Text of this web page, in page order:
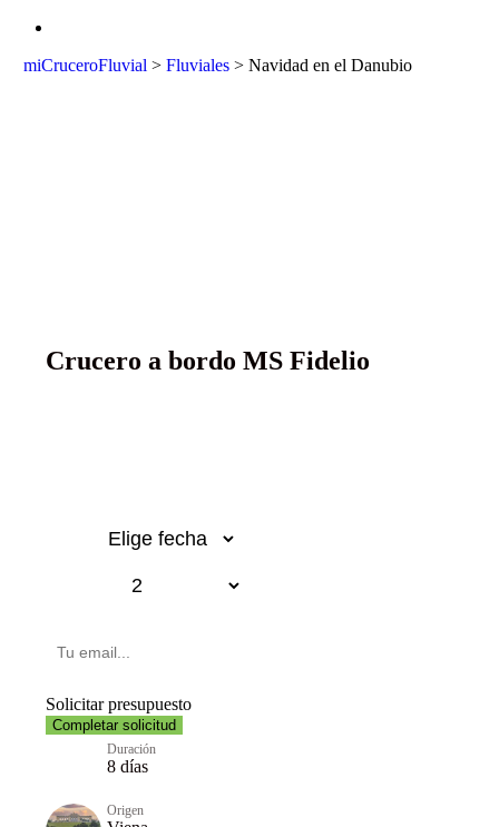
miCruceroFluvial >Fluviales >Navidad en el Danubio
Crucero a bordo MS Fidelio
Solicitar presupuesto
Completar solicitud
Duración
8 días
Origen